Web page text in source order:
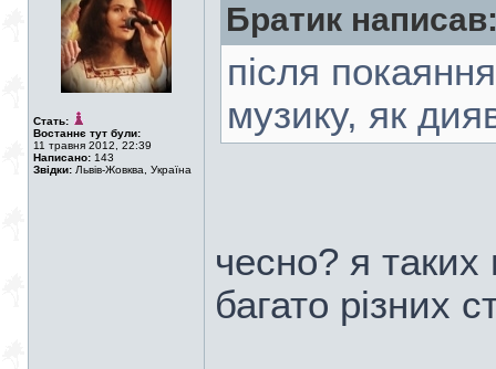
Стать:
Востаннє тут були:
11 травня 2012, 22:39
Написано: 143
Звідки: Львів-Жовква, Україна
Братик
після
музику, як
чесно? я таких
багато різних